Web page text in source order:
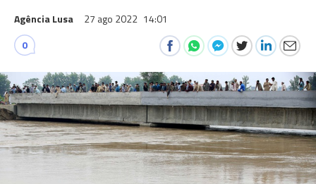
Agência Lusa 27 ago 2022 14:01
0